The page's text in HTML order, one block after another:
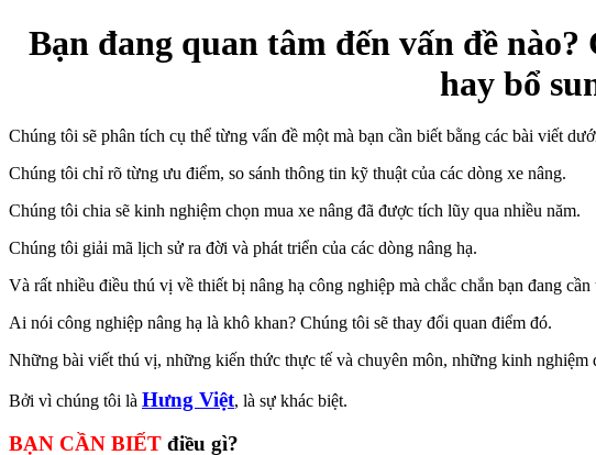
Bạn đang quan tâm đến vấn đề
hay bổ
Chúng tôi sẽ phân tích cụ thể từng vấn đề một mà bạn cần biết bằng các bài viết
Chúng tôi chỉ rõ từng ưu điểm, so sánh thông tin kỹ thuật của các dòng xe nâng.
Chúng tôi chia sẽ kinh nghiệm chọn mua xe nâng đã được tích lũy qua nhiều năm.
Chúng tôi giải mã lịch sử ra đời và phát triển của các dòng nâng hạ.
Và rất nhiều điều thú vị về thiết bị nâng hạ công nghiệp mà chắc chắn bạn đang cần
Ai nói công nghiệp nâng hạ là khô khan? Chúng tôi sẽ thay đổi quan điểm đó.
Những bài viết thú vị, những kiến thức thực tế và chuyên môn, những kinh nghiệm
Bởi vì chúng tôi là Hưng Việt, là sự khác biệt.
BẠN CẦN BIẾT điều gì?